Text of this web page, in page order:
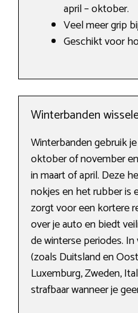
april – oktober.
Veel meer grip
Geschikt voor
Winterbanden
Winterbanden gebruik
oktober of november
in maart of april. Deze
nokjes en het rubber is
zorgt voor een kortere
over je auto en biedt
de winterse periodes.
(zoals Duitsland en
Luxemburg, Zweden,
strafbaar wanneer je